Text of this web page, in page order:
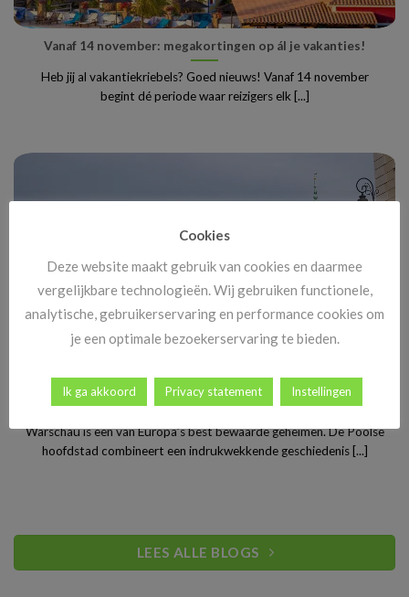
Vanaf 14 november: megakortingen op ál je vakanties!
Heb jij al vakantiekriebels? Goed nieuws! Vanaf 14 november
begint dé periode waar reizigers elk [...]
Stedentrip Warschau: ontdek de verrassende charme van
Polen’s bruisende hoofdstad
Warschau is een van Europa’s best bewaarde geheimen. De Poolse
hoofdstad combineert een indrukwekkende geschiedenis [...]
LEES ALLE BLOGS
Cookies
Deze website maakt gebruik van cookies en daarmee
vergelijkbare technologieën. Wij gebruiken functionele,
analytische, gebruikerservaring en performance cookies om
je een optimale bezoekerservaring te bieden.
Ik ga akkoord Privacy statement Instellingen